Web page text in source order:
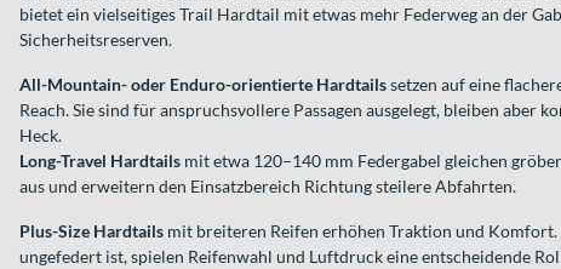
bietet ein vielseitiges Trail Hardtail mit etwas mehr Federweg an der
Sicherheitsreserven.
All-Mountain- oder Enduro-orientierte Hardtailssetzen auf eine
Reach. Sie sind für anspruchsvollere Passagen ausgelegt, bleiben aber
Heck.
Long-Travel Hardtails mit etwa 120–140 mm Federgabel gleichen
aus und erweitern den Einsatzbereich Richtung steilere Abfahrten.
Plus-Size Hardtails mit breiteren Reifen erhöhen Traktion und Komfort.
ungefedert ist, spielen Reifenwahl und Luftdruck eine entscheidende